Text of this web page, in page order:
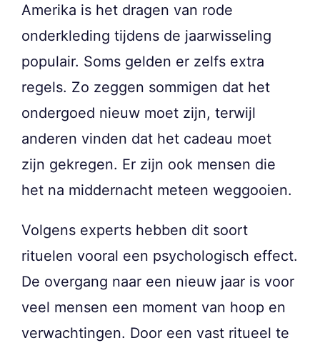
Amerika is het dragen van rode
onderkleding tijdens de jaarwisseling
populair. Soms gelden er zelfs extra
regels. Zo zeggen sommigen dat het
ondergoed nieuw moet zijn, terwijl
anderen vinden dat het cadeau moet
zijn gekregen. Er zijn ook mensen die
het na middernacht meteen weggooien.
Volgens experts hebben dit soort
rituelen vooral een psychologisch effect.
De overgang naar een nieuw jaar is voor
veel mensen een moment van hoop en
verwachtingen. Door een vast ritueel te